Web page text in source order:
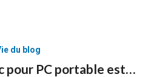
du blog
pour PC portable est…